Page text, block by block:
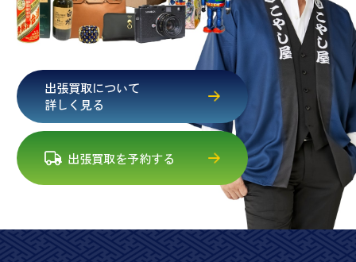
出張買取について
詳しく見る
出張買取を予約する